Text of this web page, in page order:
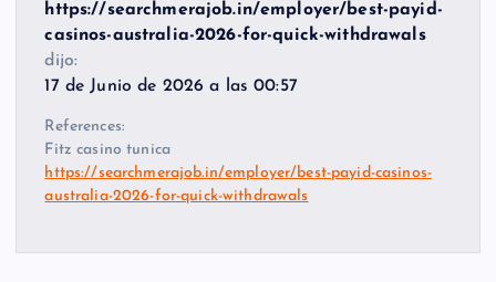
https://searchmerajob.in/employer/best-payid-
casinos-australia-2026-for-quick-withdrawals
dijo:
17 de Junio de 2026 a las 00:57
References:
Fitz casino tunica
https://searchmerajob.in/employer/best-payid-casinos-
australia-2026-for-quick-withdrawals